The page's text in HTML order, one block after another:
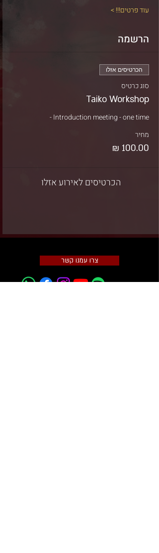
עוד פרטים!!! >
הרשמה
הכרטיסים אזלו
סוג כרטיס
Taiko Workshop
Introduction meeting - one time -
מחיר
הכרטיסים לאירוע אזלו
צרו עמנו קשר